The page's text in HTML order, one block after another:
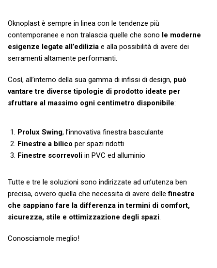
Oknoplast è sempre in linea con le tendenze più
contemporanee e non tralascia quelle che sono le moderne
esigenze legate all’edilizia e alla possibilità di avere dei
serramenti altamente performanti.
Così, all’interno della sua gamma di infissi di design, può
vantare tre diverse tipologie di prodotto ideate per
sfruttare al massimo ogni centimetro disponibile:
Prolux Swing, l’innovativa finestra basculante
Finestre a bilico per spazi ridotti
Finestre scorrevoli in PVC ed alluminio
Tutte e tre le soluzioni sono indirizzate ad un’utenza ben
precisa, ovvero quella che necessita di avere dellefinestre
che sappiano fare la differenza in termini di comfort,
sicurezza, stile e ottimizzazione degli spazi.
Conosciamole meglio!